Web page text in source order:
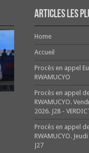
Articles les
Home
Accueil
Procès en appel
RWAMUCYO
Procès en appel
RWAMUCYO.
2026. J28 -
Procès en appel
RWAMUCYO.
J27